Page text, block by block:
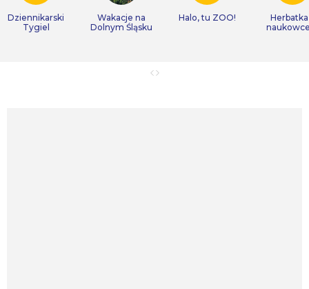
Dziennikarski
Tygiel
Wakacje na
Dolnym Śląsku
Halo, tu ZOO!